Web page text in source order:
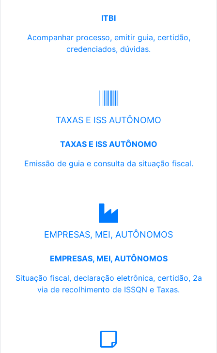
ITBI
Acompanhar processo, emitir guia, certidão,
credenciados, dúvidas.
TAXAS E ISS AUTÔNOMO
TAXAS E ISS AUTÔNOMO
Emissão de guia e consulta da situação fiscal.
EMPRESAS, MEI, AUTÔNOMOS
EMPRESAS, MEI, AUTÔNOMOS
Situação fiscal, declaração eletrônica, certidão, 2a
via de recolhimento de ISSQN e Taxas.